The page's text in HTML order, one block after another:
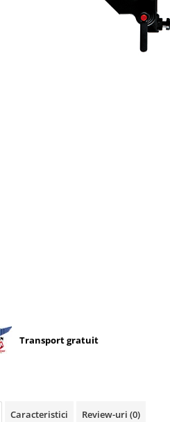
si
Transport gratuit
Caracteristici Review-uri (0)